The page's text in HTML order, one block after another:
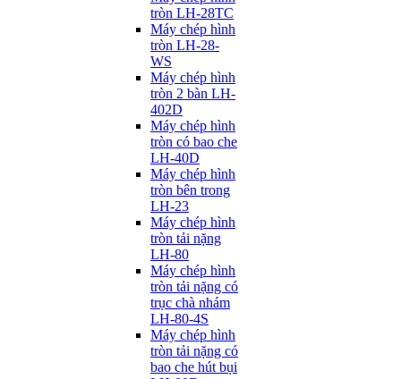
tròn LH-28TC
Máy chép hình
tròn LH-28-
WS
Máy chép hình
tròn 2 bàn LH-
402D
Máy chép hình
tròn có bao che
LH-40D
Máy chép hình
tròn bên trong
LH-23
Máy chép hình
tròn tải nặng
LH-80
Máy chép hình
tròn tải nặng có
trục chà nhám
LH-80-4S
Máy chép hình
tròn tải nặng có
bao che hút bụi